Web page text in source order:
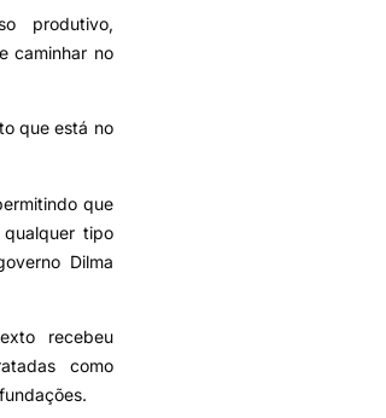
produtivo,
caminhar no
que está no
que
tipo
Dilma
recebeu
como